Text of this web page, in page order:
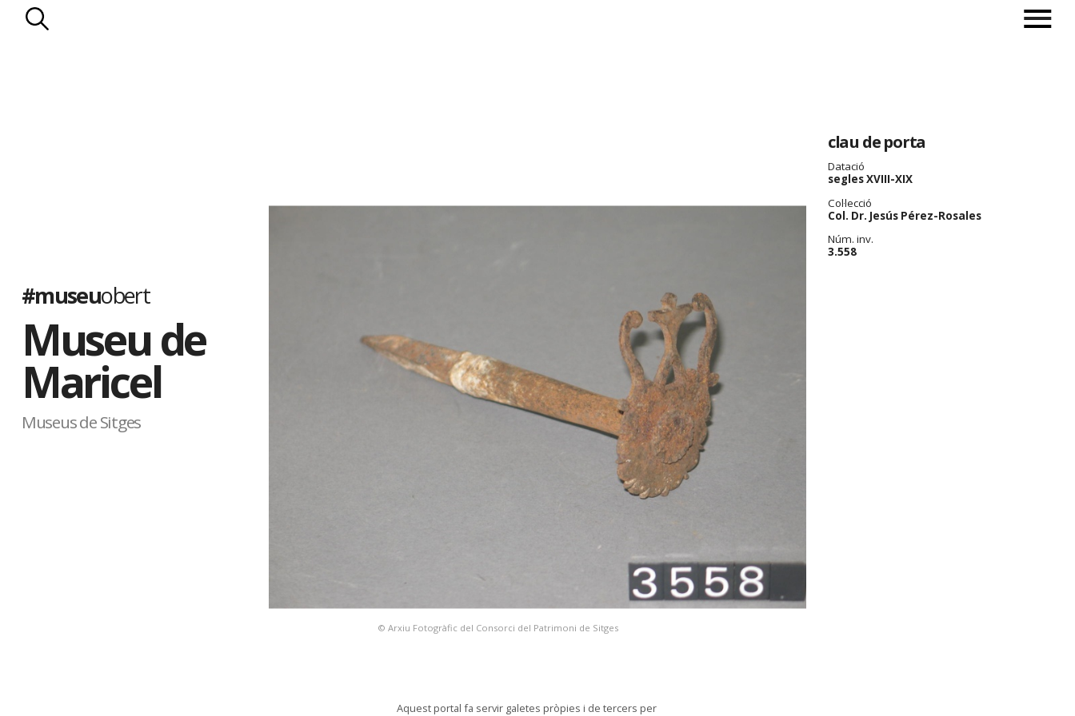
#museuobert
Museu de
Maricel
Museus de Sitges
© Arxiu Fotogràfic del Consorci del Patrimoni de Sitges
clau de porta
Datació
segles XVIII-XIX
Col·lecció
Col. Dr. Jesús Pérez-Rosales
Núm. inv.
3.558
Aquest portal fa servir galetes pròpies i de tercers per